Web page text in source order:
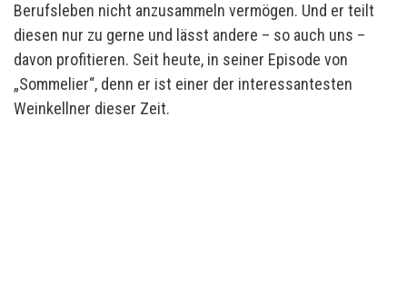
Berufsleben nicht anzusammeln vermögen. Und er teilt
diesen nur zu gerne und lässt andere – so auch uns –
davon profitieren. Seit heute, in seiner Episode von
„Sommelier“, denn er ist einer der interessantesten
Weinkellner dieser Zeit.